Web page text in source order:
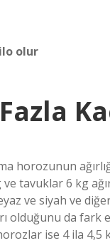
olur
horozunun
tavuklar 6 kg
ve siyah ve
olduğunu da
ise 4 ila 4,5